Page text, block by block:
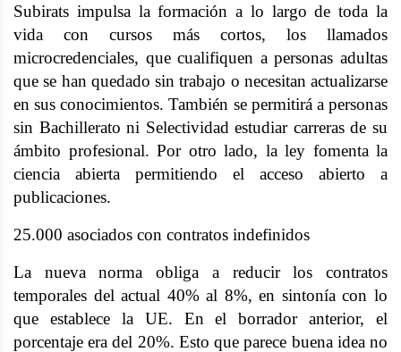
Subirats impulsa la formación a lo largo de toda la
vida con cursos más cortos, los llamados
microcredenciales, que cualifiquen a personas adultas
que se han quedado sin trabajo o necesitan actualizarse
en sus conocimientos. También se permitirá a personas
sin Bachillerato ni Selectividad estudiar carreras de su
ámbito profesional. Por otro lado, la ley fomenta la
ciencia abierta permitiendo el acceso abierto a
publicaciones.
25.000 asociados con contratos indefinidos
La nueva norma obliga a reducir los contratos
temporales del actual 40% al 8%, en sintonía con lo
que establece la UE. En el borrador anterior, el
porcentaje era del 20%. Esto que parece buena idea no